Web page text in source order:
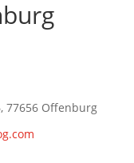
77656 Offenburg